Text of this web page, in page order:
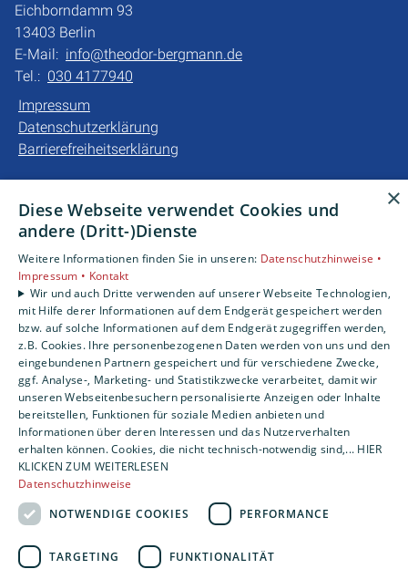
Eichborndamm 93
13403 Berlin
E-Mail: info@theodor-bergmann.de
Tel.: 030 4177940
Impressum
Datenschutzerklärung
Barrierefreiheitserklärung
Privatkunden
Gewerbekunden
Karriere
Unternehmen
×
Diese Webseite verwendet Cookies und
andere (Dritt-)Dienste
Weitere Informationen finden Sie in unseren: Datenschutzhinweise •
Impressum • Kontakt
Wir und auch Dritte verwenden auf unserer Webseite Technologien,
mit Hilfe derer Informationen auf dem Endgerät gespeichert werden
bzw. auf solche Informationen auf dem Endgerät zugegriffen werden,
z.B. Cookies. Ihre personenbezogenen Daten werden von uns und den
eingebundenen Partnern gespeichert und für verschiedene Zwecke,
ggf. Analyse-, Marketing- und Statistikzwecke verarbeitet, damit wir
unseren Webseitenbesuchern personalisierte Anzeigen oder Inhalte
bereitstellen, Funktionen für soziale Medien anbieten und
Informationen über deren Interessen und das Nutzerverhalten
erhalten können. Cookies, die nicht technisch-notwendig sind,... HIER
KLICKEN ZUM WEITERLESEN
Datenschutzhinweise
NOTWENDIGE COOKIES
PERFORMANCE
TARGETING FUNKTIONALITÄT